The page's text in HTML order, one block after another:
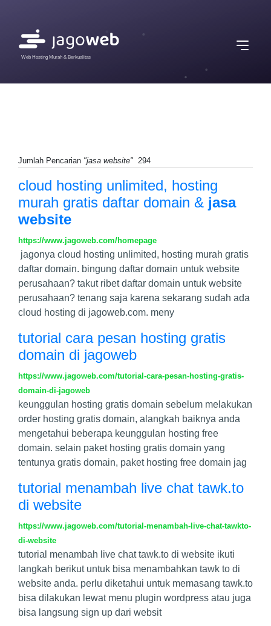
Web Hosting Murah & Berkualitas
Jumlah Pencarian "jasa website" 294
cloud hosting unlimited, hosting
murah gratis daftar domain & jasa
website
https://www.jagoweb.com/homepage
jagonya cloud hosting unlimited, hosting murah gratis
daftar domain. bingung daftar domain untuk website
perusahaan? takut ribet daftar domain untuk website
perusahaan? tenang saja karena sekarang sudah ada
cloud hosting di jagoweb.com. meny
tutorial cara pesan hosting gratis
domain di jagoweb
https://www.jagoweb.com/tutorial-cara-pesan-hosting-gratis-
domain-di-jagoweb
keunggulan hosting gratis domain sebelum melakukan
order hosting gratis domain, alangkah baiknya anda
mengetahui beberapa keunggulan hosting free
domain. selain paket hosting gratis domain yang
tentunya gratis domain, paket hosting free domain jag
tutorial menambah live chat tawk.to
di website
https://www.jagoweb.com/tutorial-menambah-live-chat-tawkto-
di-website
tutorial menambah live chat tawk.to di website ikuti
langkah berikut untuk bisa menambahkan tawk to di
website anda. perlu diketahui untuk memasang tawk.to
bisa dilakukan lewat menu plugin wordpress atau juga
bisa langsung sign up dari websit